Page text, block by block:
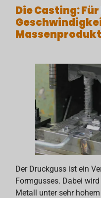
Die Casting:
Der Druckguss ist ein
Formgusses. Dabei
Metall unter sehr